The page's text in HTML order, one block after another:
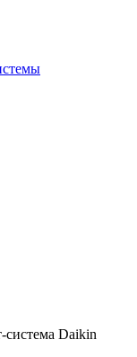
система Daikin